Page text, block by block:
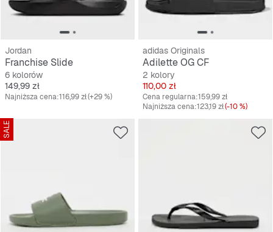
Jordan
Franchise Slide
6 kolorów
Cena
149,99 zł
Najniższa cena:116,99 zł(+29 %)
adidas Originals
Adilette OG CF
2 kolory
Cena
110,00 zł
Cena regularna:159,99 zł
Najniższa cena:123,19 zł(-10 %)
SALE